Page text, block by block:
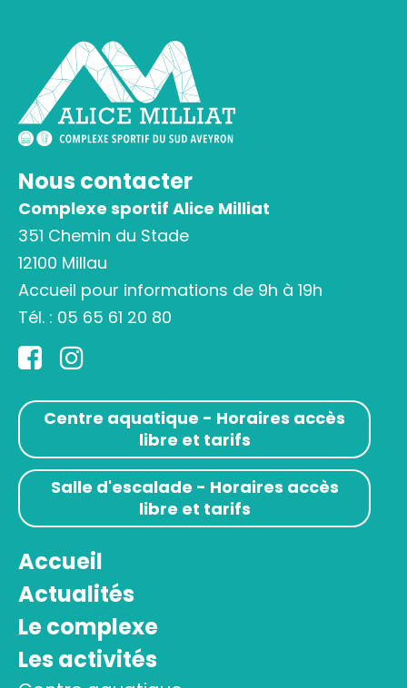
Nous contacter
Complexe sportif Alice Milliat
351 Chemin du Stade
12100 Millau
Accueil pour informations de 9h à 19h
Tél. : 05 65 61 20 80
Centre aquatique - Horaires accès
libre et tarifs
Salle d'escalade - Horaires accès
libre et tarifs
Accueil
Actualités
Le complexe
Les activités